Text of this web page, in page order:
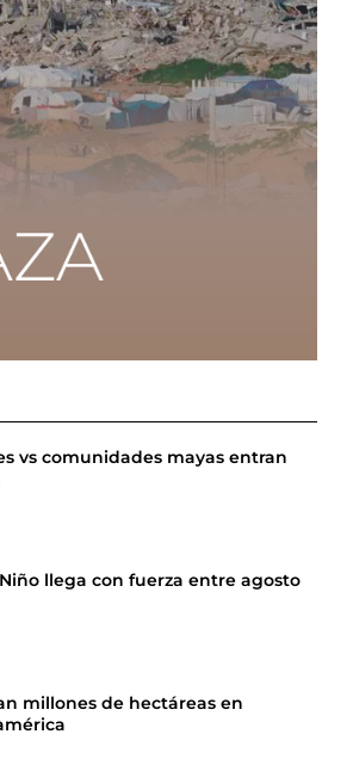
vs comunidades mayas entran
llega con fuerza entre agosto
millones de hectáreas en